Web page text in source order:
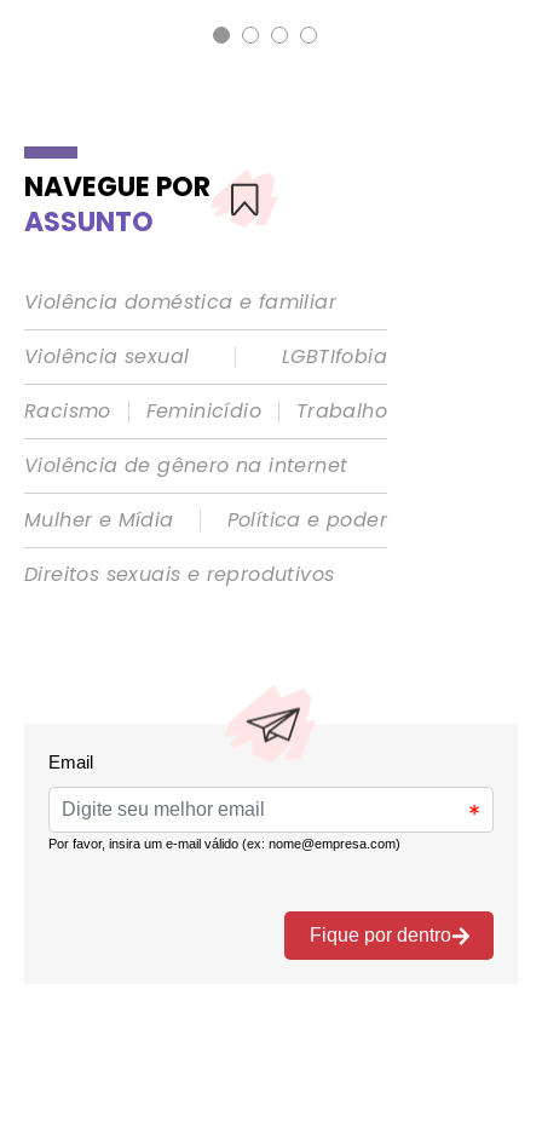
NAVEGUE POR
ASSUNTO
Violência doméstica e familiar
Violência sexual
|
LGBTIfobia
Racismo
| Feminicídio |
Trabalho
Violência de gênero na internet
Mulher e Mídia
|
Política e poder
Direitos sexuais e reprodutivos